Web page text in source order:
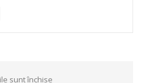
sunt închise